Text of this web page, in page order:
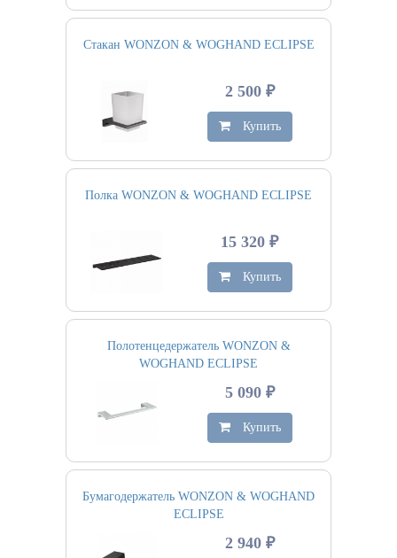
Стакан WONZON & WOGHAND ECLIPSE
2 500 ₽
Купить
Полка WONZON & WOGHAND ECLIPSE
15 320 ₽
Купить
Полотенцедержатель WONZON &
WOGHAND ECLIPSE
5 090 ₽
Купить
Бумагодержатель WONZON & WOGHAND
ECLIPSE
2 940 ₽